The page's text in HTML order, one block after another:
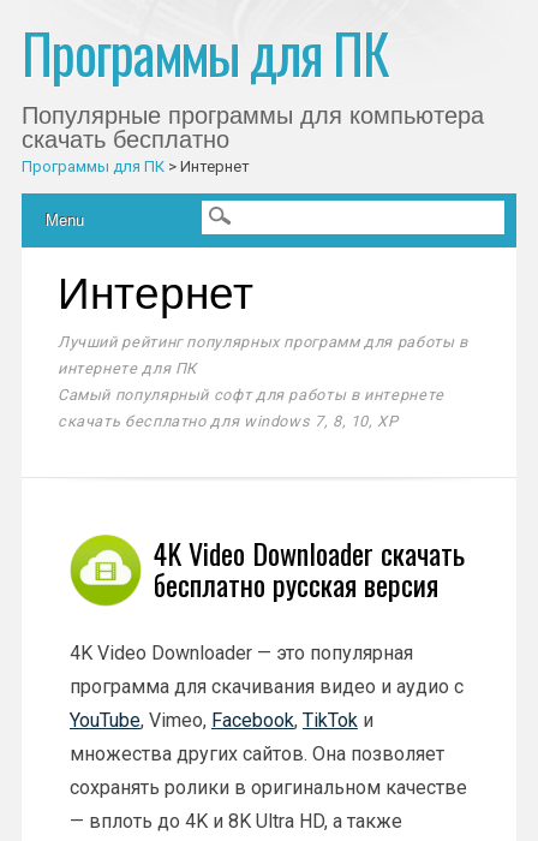
Программы для ПК
Популярные программы для компьютера
скачать бесплатно
Программы для ПК> Интернет
Главное меню
Skip to content
Menu
Интернет
Лучший рейтинг популярных программ для работы в
интернете для ПК
Самый популярный софт для работы в интернете
скачать бесплатно для windows 7, 8, 10, XP
4K Video Downloader скачать
бесплатно русская версия
4K Video Downloader — это популярная
программа для скачивания видео и аудио с
YouTube, Vimeo, Facebook, TikTok и
множества других сайтов. Она позволяет
сохранять ролики в оригинальном качестве
— вплоть до 4K и 8K Ultra HD, а также